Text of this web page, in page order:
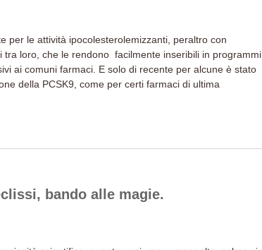
per le attività ipocolesterolemizzanti, peraltro con
tra loro, che le rendono facilmente inseribili in programmi
ai comuni farmaci. E solo di recente per alcune è stato
della PCSK9, come per certi farmaci di ultima
bando alle magie.